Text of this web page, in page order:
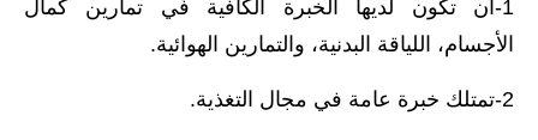
1-أن تكون لديها الخبرة الكافية في تمارين كمال
الأجسام، اللياقة البدنية، والتمارين الهوائية.
2-تمتلك خبرة عامة في مجال التغذية.